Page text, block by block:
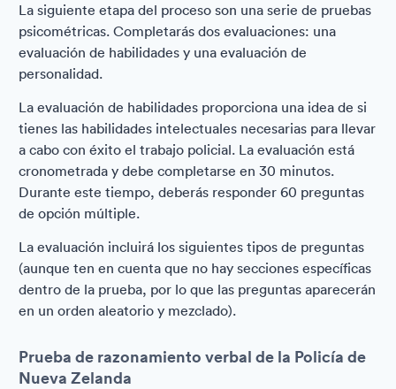
La siguiente etapa del proceso son una serie de pruebas
psicométricas. Completarás dos evaluaciones: una
evaluación de habilidades y una evaluación de
personalidad.
La evaluación de habilidades proporciona una idea de si
tienes las habilidades intelectuales necesarias para llevar
a cabo con éxito el trabajo policial. La evaluación está
cronometrada y debe completarse en 30 minutos.
Durante este tiempo, deberás responder 60 preguntas
de opción múltiple.
La evaluación incluirá los siguientes tipos de preguntas
(aunque ten en cuenta que no hay secciones específicas
dentro de la prueba, por lo que las preguntas aparecerán
en un orden aleatorio y mezclado).
Prueba de razonamiento verbal de la Policía de
Nueva Zelanda